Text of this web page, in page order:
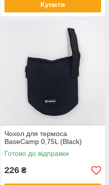
Купити
Чохол для термоса
BaseCamp 0,75L (Black)
Готово до відправки
226 ₴